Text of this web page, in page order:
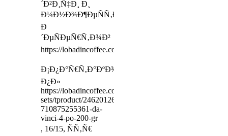
´Ð²Ð¸Ñ‡Ð¸ Ð¸
Ð¼Ð½Ð¾Ð¶ÐµÑÑ‚Ð²Ð¾
Ð
´ÐµÑÐµÑ€Ñ‚Ð¾Ð²
https://lobadincoffee.com/process
Ð¡Ð¿Ð°Ñ€Ñ‚Ð°ÐºÐ¾Ð²ÑÐºÐ°Ñ
Ð¿Ð»
https://lobadincoffee.com/cupping-
sets/tproduct/246201263-
710875255361-da-
vinci-4-po-200-gr
, 16/15, ÑÑ‚Ñ€